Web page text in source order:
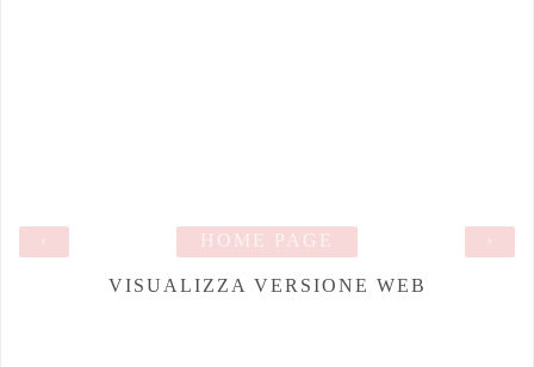
›
HOME PAGE
VISUALIZZA VERSIONE WEB